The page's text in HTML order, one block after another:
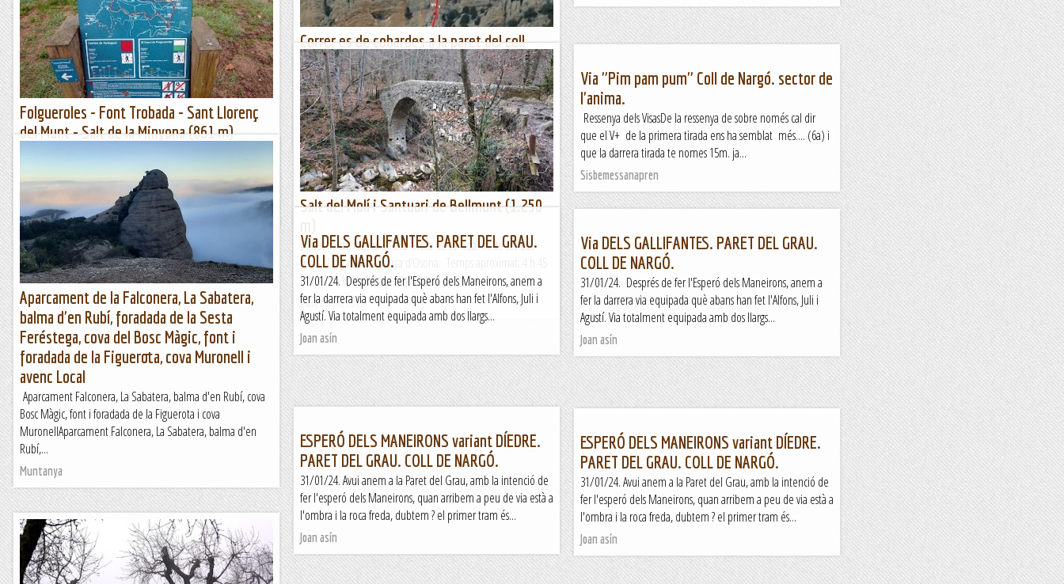
Correr es de cobardes a la paret del coll
d'ares
DIUMENGE, 18 DE FEBRER Avui amb la colla del Penedes
teníem intenció d'anar al Serrat de la Corona, però aviat
veiem que anem justos de temps i ens fa mandra la...
Els Visas
Folgueroles - Font Trobada - Sant Llorenç
del Munt - Salt de la Minyona (861 m)
Dissabte 17 de febrer de 2024Hora de sortida: ¾ de set del
matí. Ubicació: Comarca d’Osona. Temps aproximat: 5 h 15
min (16,3 km) Desnivell: 591 m...
Maifemcim.cat
Salt del Molí i Santuari de Bellmunt (1.250
Dijous 15 de febrer de 2024Hora de sortida: ¾ de set del
matí. Ubicació: Comarca d’Osona. Temps aproximat: 4 h 45
min (11,5 km) Desnivell: 541 m...
Maifemcim.cat
Via "Pim pam pum" Coll de Nargó. sector de
l'anima.
Ressenya dels VisasDe la ressenya de sobre només cal dir
que el V+ de la primera tirada ens ha semblat més.... (6a) i
que la darrera tirada te nomes 15m. ja...
Sisbemessanapren
Aparcament de la Falconera, La Sabatera,
balma d'en Rubí, foradada de la Sesta
Feréstega, cova del Bosc Màgic, font i
foradada de la Figuerota, cova Muronell i
avenc Local
Aparcament Falconera, La Sabatera, balma d'en Rubí, cova
Bosc Màgic, font i foradada de la Figuerota i cova
MuronellAparcament Falconera, La Sabatera, balma d'en
Rubí,...
Muntanya
Via DELS GALLIFANTES. PARET DEL GRAU.
COLL DE NARGÓ.
31/01/24. Després de fer l'Esperó dels Maneirons, anem a
fer la darrera via equipada què abans han fet l'Alfons, Juli i
Agustí. Via totalment equipada amb dos llargs...
Joan asín
Via DELS GALLIFANTES. PARET DEL GRAU.
COLL DE NARGÓ.
31/01/24. Després de fer l'Esperó dels Maneirons, anem a
fer la darrera via equipada què abans han fet l'Alfons, Juli i
Agustí. Via totalment equipada amb dos llargs...
Joan asín
ESPERÓ DELS MANEIRONS variant DÍEDRE.
PARET DEL GRAU. COLL DE NARGÓ.
31/01/24. Avui anem a la Paret del Grau, amb la intenció de
fer l'esperó dels Maneirons, quan arribem a peu de via està a
l'ombra i la roca freda, dubtem ? el primer tram és...
Joan asín
ESPERÓ DELS MANEIRONS variant DÍEDRE.
PARET DEL GRAU. COLL DE NARGÓ.
31/01/24. Avui anem a la Paret del Grau, amb la intenció de
fer l'esperó dels Maneirons, quan arribem a peu de via està a
l'ombra i la roca freda, dubtem ? el primer tram és...
Joan asín